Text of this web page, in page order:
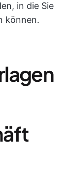
in die Sie
können.